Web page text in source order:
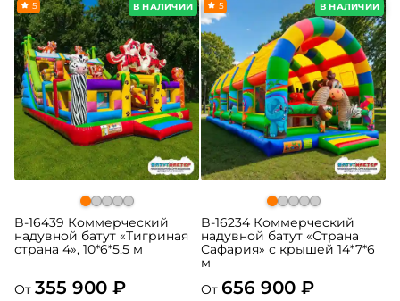
В НАЛИЧИИ
5
B-16439 Коммерческий
надувной батут «Тигриная
страна 4», 10*6*5,5 м
От 355 900 ₽
В НАЛИЧИИ
5
B-16234 Коммерческий
надувной батут «Страна
Сафария» с крышей 14*7*6
м
От 656 900 ₽